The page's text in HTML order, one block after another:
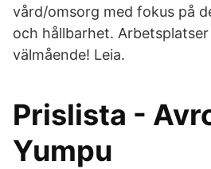
vård/omsorg med fokus på
och hållbarhet.
välmående! Leia.
Prislista -
Yumpu